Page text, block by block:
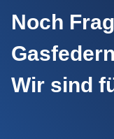
Noch
Wir sind